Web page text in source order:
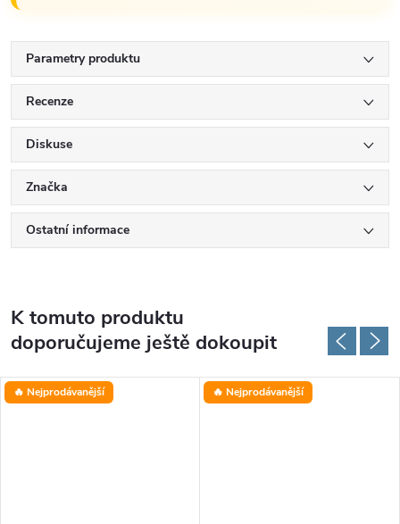
Parametry produktu
Recenze
Diskuse
Značka
Ostatní informace
K tomuto produktu
doporučujeme ještě dokoupit
🔥 Nejprodávanější 🔥 Nejprodávanější